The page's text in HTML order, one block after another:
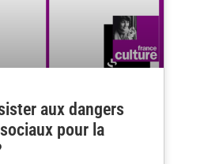
aux dangers
pour la